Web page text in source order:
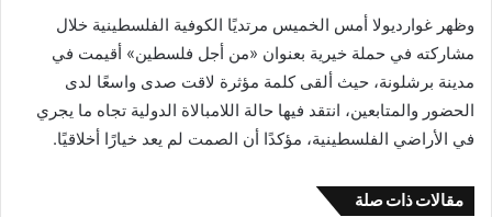
وظهر غوارديولا أمس الخميس مرتديًا الكوفية الفلسطينية خلال
مشاركته في حملة خيرية بعنوان «من أجل فلسطين» أقيمت في
مدينة برشلونة، حيث ألقى كلمة مؤثرة لاقت صدى واسعًا لدى
الحضور والمتابعين، انتقد فيها حالة اللامبالاة الدولية تجاه ما يجري
في الأراضي الفلسطينية، مؤكدًا أن الصمت لم يعد خيارًا أخلاقيًا.
مقالات ذات صلة